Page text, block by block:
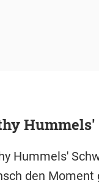
Hummels'
den